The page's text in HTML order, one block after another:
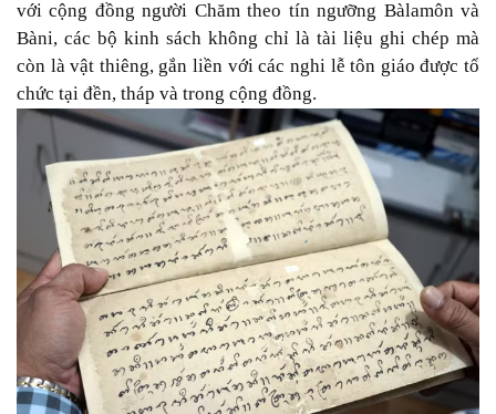
với cộng đồng người Chăm theo tín ngưỡng Bàlamôn và
Bàni, các bộ kinh sách không chỉ là tài liệu ghi chép mà
còn là vật thiêng, gắn liền với các nghi lễ tôn giáo được tổ
chức tại đền, tháp và trong cộng đồng.